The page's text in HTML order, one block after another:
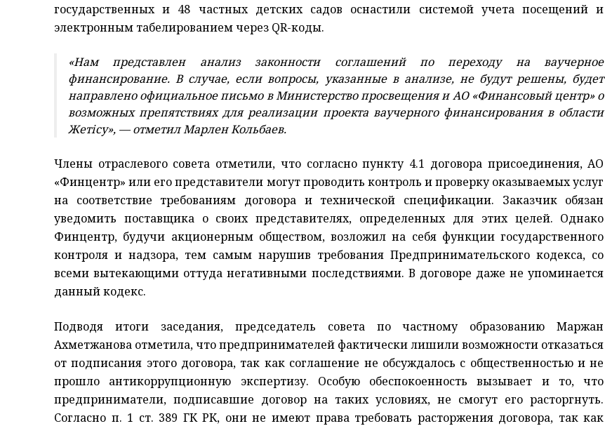
государственных и 48 частных детских садов оснастили системой учета посещений и
электронным табелированием через QR-коды.
«Нам представлен анализ законности соглашений по переходу на ваучерное
финансирование. В случае, если вопросы, указанные в анализе, не будут решены, будет
направлено официальное письмо в Министерство просвещения и АО «Финансовый центр» о
возможных препятствиях для реализации проекта ваучерного финансирования в области
Жетісу», — отметил Марлен Кольбаев.
Члены отраслевого совета отметили, что согласно пункту 4.1 договора присоединения, АО
«Финцентр» или его представители могут проводить контроль и проверку оказываемых услуг
на соответствие требованиям договора и технической спецификации. Заказчик обязан
уведомить поставщика о своих представителях, определенных для этих целей. Однако
Финцентр, будучи акционерным обществом, возложил на себя функции государственного
контроля и надзора, тем самым нарушив требования Предпринимательского кодекса, со
всеми вытекающими оттуда негативными последствиями. В договоре даже не упоминается
данный кодекс.
Подводя итоги заседания, председатель совета по частному образованию Маржан
Ахметжанова отметила, что предпринимателей фактически лишили возможности отказаться
от подписания этого договора, так как соглашение не обсуждалось с общественностью и не
прошло антикоррупционную экспертизу. Особую обеспокоенность вызывает и то, что
предприниматели, подписавшие договор на таких условиях, не смогут его расторгнуть.
Согласно п. 1 ст. 389 ГК РК, они не имеют права требовать расторжения договора, так как